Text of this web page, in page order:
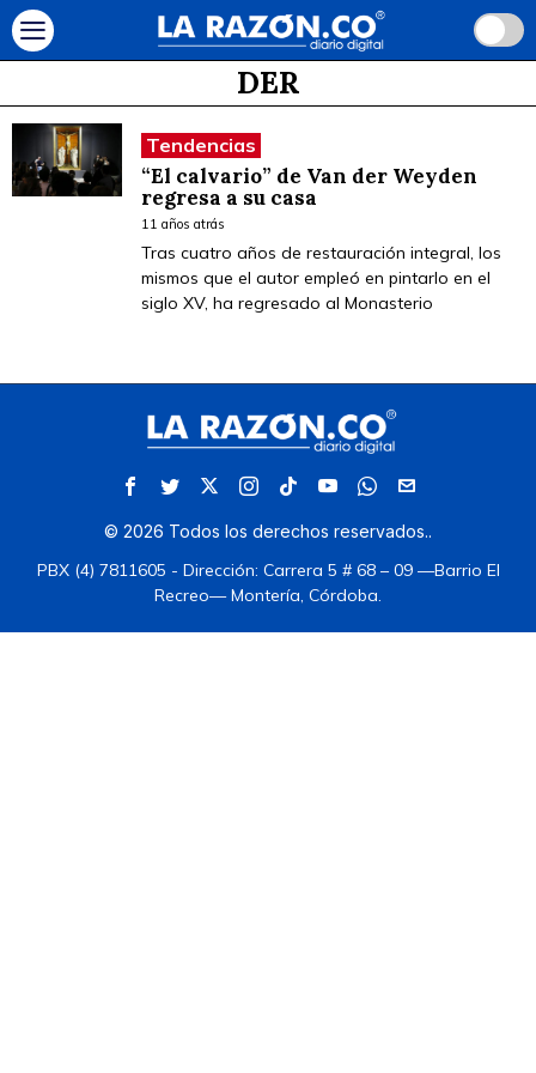
DER
Tendencias
“El calvario” de Van der Weyden
regresa a su casa
11 años atrás
Tras cuatro años de restauración integral, los
mismos que el autor empleó en pintarlo en el
siglo XV, ha regresado al Monasterio
© 2026 Todos los derechos reservados..
PBX (4) 7811605 - Dirección: Carrera 5 # 68 – 09 —Barrio El
Recreo— Montería, Córdoba.